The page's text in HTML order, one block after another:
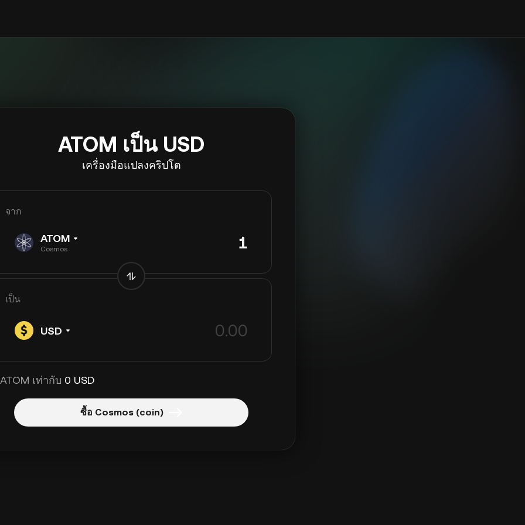
ATOM เป็น USD
เครื่องมือแปลงคริปโต
จาก
ATOM
Cosmos
เป็น
USD
เท่ากับ 0 USD
ซื้อ Cosmos (coin)